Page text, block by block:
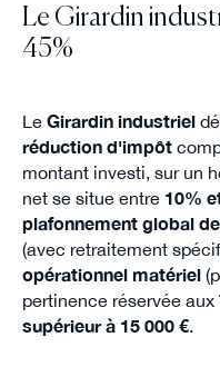
Le Girardin
45%
Le Girardin industriel
réduction d'impôt
montant investi, sur un
net se situe entre 10%
plafonnement global
(avec retraitement
opérationnel matériel
pertinence réservée aux
supérieur à 15 000 €.